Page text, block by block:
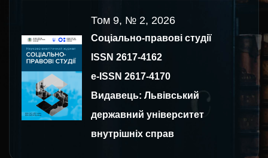
Том 9, № 2, 2026
Соціально-правові студії
ISSN 2617-4162
e-ISSN 2617-4170
Видавець: Львівський
державний університет
внутрішніх справ